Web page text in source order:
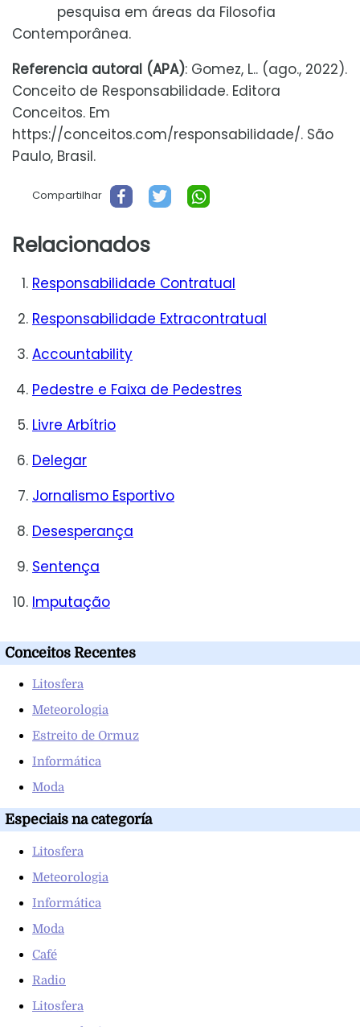
pesquisa em áreas da Filosofia
Contemporânea.
Referencia autoral (APA): Gomez, L.. (ago., 2022).
Conceito de Responsabilidade. Editora
Conceitos. Em
https://conceitos.com/responsabilidade/. São
Paulo, Brasil.
Compartilhar
Relacionados
Responsabilidade Contratual
Responsabilidade Extracontratual
Accountability
Pedestre e Faixa de Pedestres
Livre Arbítrio
Delegar
Jornalismo Esportivo
Desesperança
Sentença
Imputação
Conceitos Recentes
Litosfera
Meteorologia
Estreito de Ormuz
Informática
Moda
Especiais na categoría
Litosfera
Meteorologia
Informática
Moda
Café
Radio
Litosfera